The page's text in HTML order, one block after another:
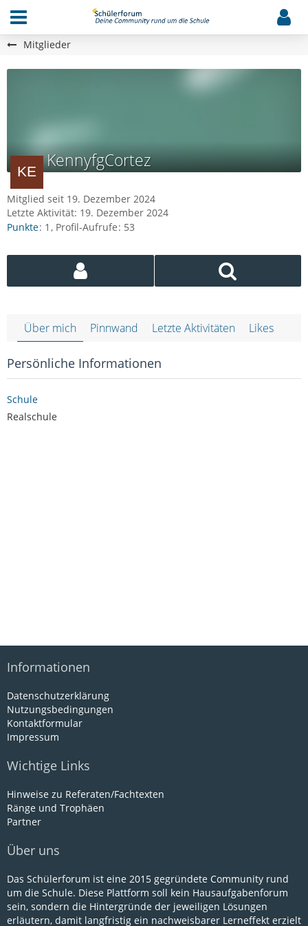
Mitglieder
KennyfgCortez
Mitglied seit 19. Dezember 2024
Letzte Aktivität: 19. Dezember 2024
Punkte 1 Profil-Aufrufe 53
Über mich Pinnwand Letzte Aktivitäten Likes
Persönliche Informationen
Schule
Realschule
Informationen
Datenschutzerklärung
Nutzungsbedingungen
Kontaktformular
Impressum
Wichtige Links
Hinweise zu Referaten/Fachtexten
Ränge und Trophäen
Partner
Über uns
Das Schülerforum ist eine 2015 gegründete Community rund
um die Schule. Diese Plattform soll kein Hausaufgabenforum
sein, sondern die Hintergründe der jeweiligen Lösungen
erläutern, damit langfristig ein nachweisbarer Lerneffekt erzielt